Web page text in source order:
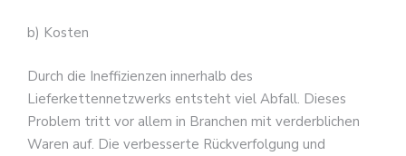
b) Kosten
Durch die Ineffizienzen innerhalb des
Lieferkettennetzwerks entsteht viel Abfall. Dieses
Problem tritt vor allem in Branchen mit verderblichen
Waren auf. Die verbesserte Rückverfolgung und